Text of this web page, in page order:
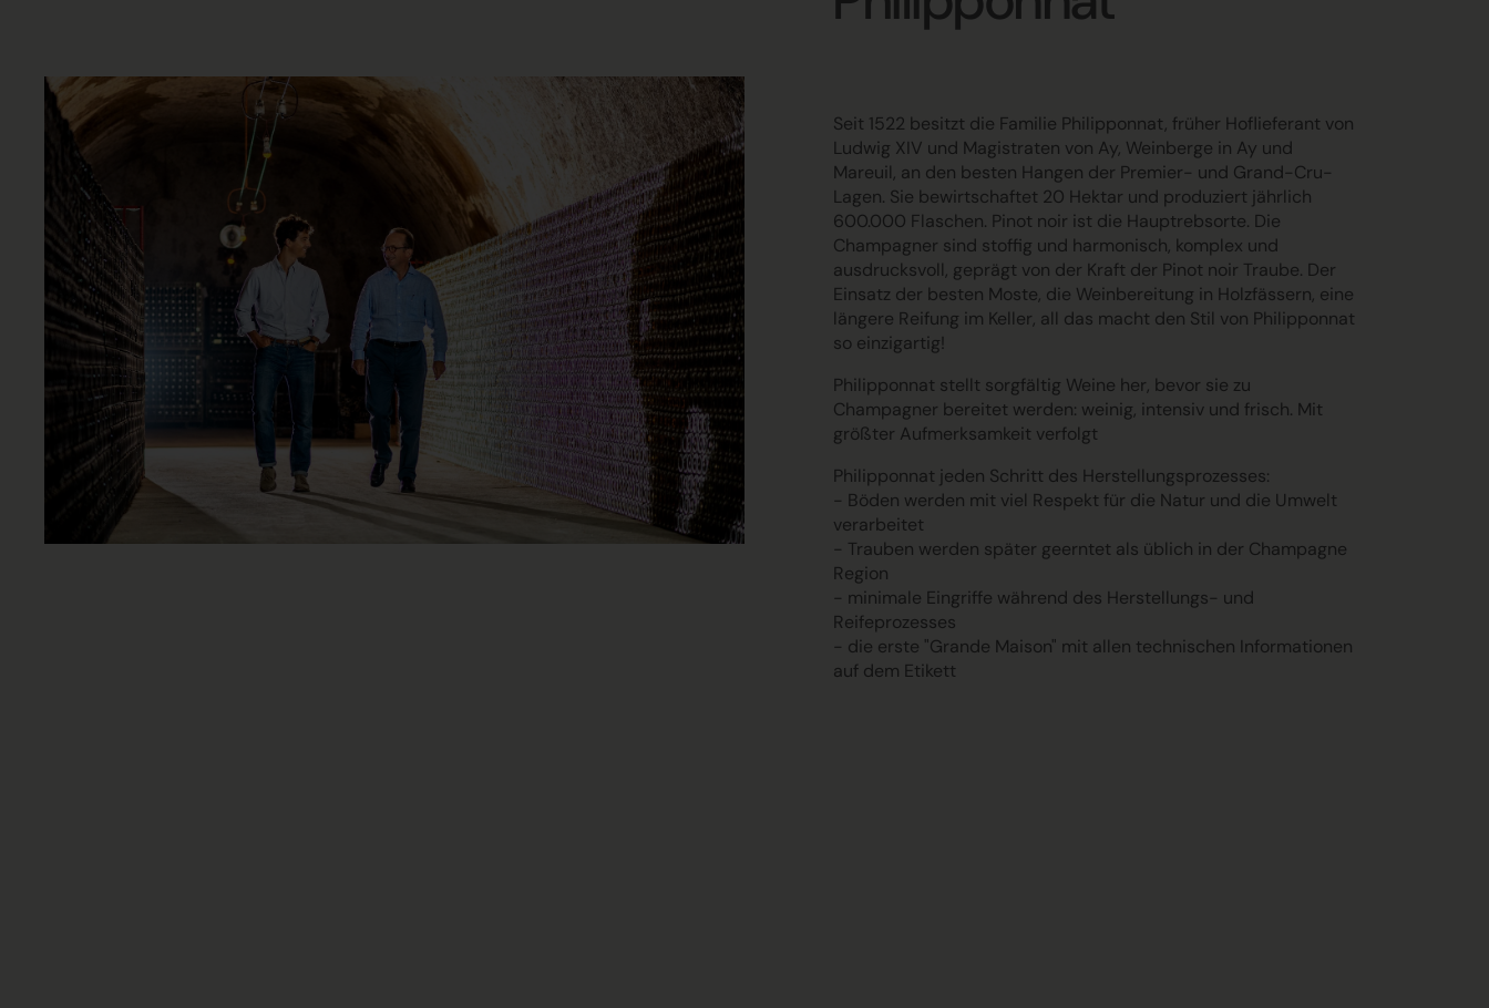
Seit 1522 besitzt die Familie Philipponnat, früher Hoflieferant von
Ludwig XIV und Magistraten von Ay, Weinberge in Ay und
Mareuil, an den besten Hangen der Premier- und Grand-Cru-
Lagen. Sie bewirtschaftet 20 Hektar und produziert jährlich
600.000 Flaschen. Pinot noir ist die Hauptrebsorte. Die
Champagner sind stoffig und harmonisch, komplex und
ausdrucksvoll, geprägt von der Kraft der Pinot noir Traube. Der
Einsatz der besten Moste, die Weinbereitung in Holzfässern, eine
längere Reifung im Keller, all das macht den Stil von Philipponnat
so einzigartig!
Philipponnat stellt sorgfältig Weine her, bevor sie zu
Champagner bereitet werden: weinig, intensiv und frisch. Mit
größter Aufmerksamkeit verfolgt
Philipponnat jeden Schritt des Herstellungsprozesses:
- Böden werden mit viel Respekt für die Natur und die Umwelt
verarbeitet
- Trauben werden später geerntet als üblich in der Champagne
Region
- minimale Eingriffe während des Herstellungs- und
Reifeprozesses
- die erste "Grande Maison" mit allen technischen Informationen
auf dem Etikett